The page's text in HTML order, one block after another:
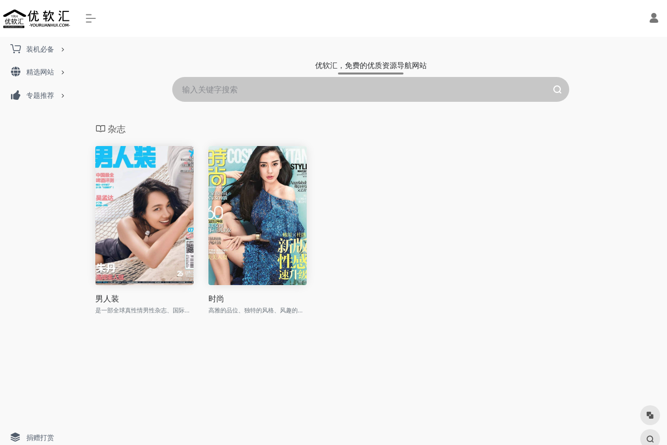
装机必备
精选网站
专题推荐
捐赠打赏
优软汇，免费的优质资源导航网站
杂志
男人装
是一部全球真性情男性杂志、国际男性杂志市场的当红杂志
时尚
高雅的品位、独特的风格、风趣的文字、新颖的设计